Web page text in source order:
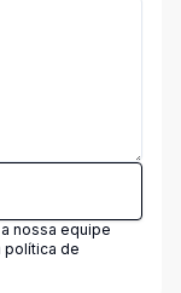
nossa equipe
política de